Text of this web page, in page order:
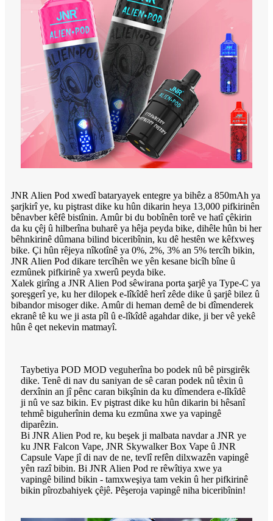
JNR Alien Pod xwedî bataryayek entegre ya bihêz a 850mAh ya
şarjkirî ye, ku piştrast dike ku hûn dikarin heya 13,000 pifkirinên
bênavber kêfê bistînin. Amûr bi du bobînên torê ve hatî çêkirin
da ku çêj û hilberîna buharê ya hêja peyda bike, dihêle hûn bi her
bêhnkirinê dûmana bilind biceribînin, ku dê hestên we kêfxweş
bike. Çi hûn rêjeya nîkotînê ya 0%, 2%, 3% an 5% tercîh bikin,
JNR Alien Pod dikare tercîhên we yên kesane bicîh bîne û
ezmûnek pifkirinê ya xwerû peyda bike.
Xalek girîng a JNR Alien Pod sêwirana porta şarjê ya Type-C ya
şoreşgerî ye, ku her dilopek e-lîkîdê herî zêde dike û şarjê bilez û
bibandor misoger dike. Amûr di heman demê de bi dîmenderek
ekranê tê ku we ji asta pîl û e-lîkîdê agahdar dike, ji ber vê yekê
hûn ê qet nekevin matmayî.
Taybetiya POD MOD veguherîna bo podek nû bê pirsgirêk
dike. Tenê di nav du saniyan de sê caran podek nû têxin û
derxînin an jî pênc caran bikşînin da ku dîmendera e-lîkîdê
ji nû ve saz bikin. Ev piştrast dike ku hûn dikarin bi hêsanî
tehmê biguherînin dema ku ezmûna xwe ya vapingê
diparêzin.
Bi JNR Alien Pod re, ku beşek ji malbata navdar a JNR ye
ku JNR Falcon Vape, JNR Skywalker Box Vape û JNR
Capsule Vape jî di nav de ne, tevlî refên dilxwazên vapingê
yên razî bibin. Bi JNR Alien Pod re rêwîtiya xwe ya
vapingê bilind bikin - tamxweşiya tam vekin û her pifkirinê
bikin pîrozbahiyek çêjê. Pêşeroja vapingê niha biceribînin!